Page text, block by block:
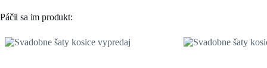
Páčil sa im produkt: